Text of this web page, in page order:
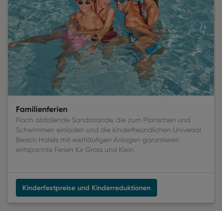
Familienferien
Flach abfallende Sandstrände, die zum Planschen und
Schwimmen einladen und die kinderfreundlichen Universal
Beach Hotels mit weitläufigen Anlagen garantieren
entspannte Ferien für Gross und Klein.
Kinderfestpreise und Kinderreduktionen